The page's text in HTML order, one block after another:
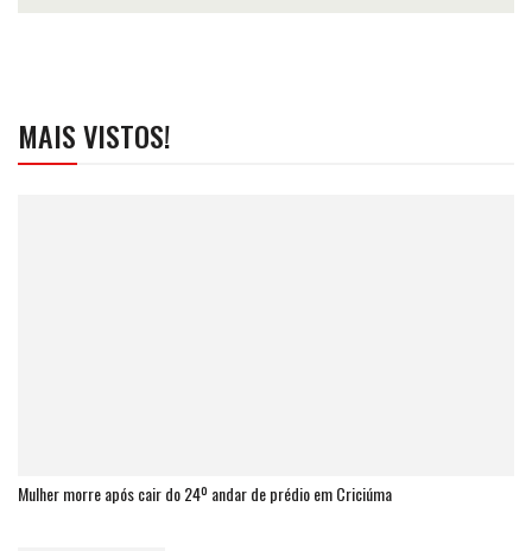
MAIS VISTOS!
Mulher morre após cair do 24º andar de prédio em Criciúma